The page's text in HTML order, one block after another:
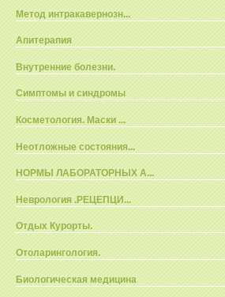
Метод интракавернозн...
Апитерапия
Внутренние болезни.
Симптомы и синдромы
Косметология. Маски ...
Неотложные состояния...
НОРМЫ ЛАБОРАТОРНЫХ А...
Неврология .РЕЦЕПЦИ...
Отдых Курорты.
Отоларингология.
Биологическая медицина